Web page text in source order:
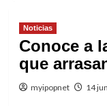
Noticias
Conoce a
que
myipopnet 14